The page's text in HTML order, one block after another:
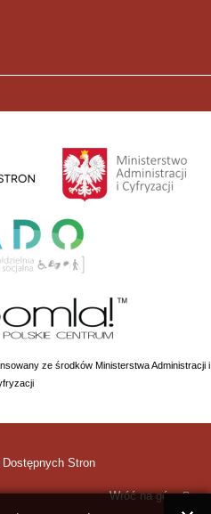
ze środków Ministerstwa Administracji i
Dostępnych Stron
Wróć na górę